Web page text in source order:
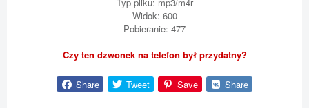
Widok: 600
Pobieranie: 477
Czy ten dzwonek na telefon był przydatny?
Share Tweet Save Share